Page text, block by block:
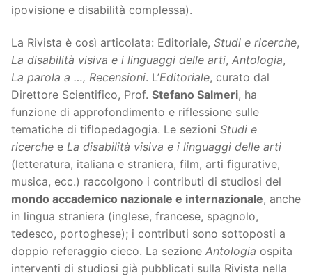
ipovisione e disabilità complessa).
La Rivista è così articolata: Editoriale, Studi e ricerche,
La disabilità visiva e i linguaggi delle arti, Antologia,
La parola a …, Recensioni. L’Editoriale, curato dal
Direttore Scientifico, Prof. Stefano Salmeri, ha
funzione di approfondimento e riflessione sulle
tematiche di tiflopedagogia. Le sezioni Studi e
ricerche e La disabilità visiva e i linguaggi delle arti
(letteratura, italiana e straniera, film, arti figurative,
musica, ecc.) raccolgono i contributi di studiosi del
mondo accademico nazionale e internazionale, anche
in lingua straniera (inglese, francese, spagnolo,
tedesco, portoghese); i contributi sono sottoposti a
doppio referaggio cieco. La sezione Antologia ospita
interventi di studiosi già pubblicati sulla Rivista nella